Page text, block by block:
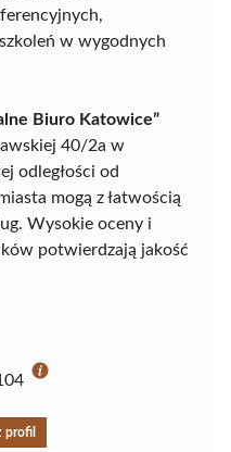
w wygodnych
Biuro Katowice”
40/2a w
odległości od
mogą z łatwością
Wysokie oceny i
potwierdzają jakość
profil